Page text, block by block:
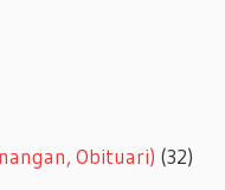
Obituari) (32)